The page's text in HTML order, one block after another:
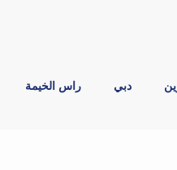
دبي راس الخيمة